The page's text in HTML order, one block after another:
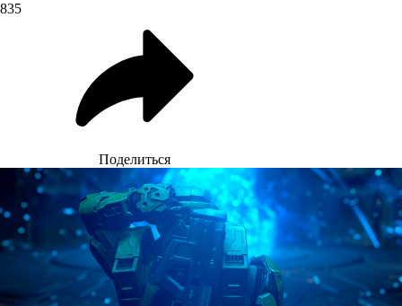
835
Поделиться